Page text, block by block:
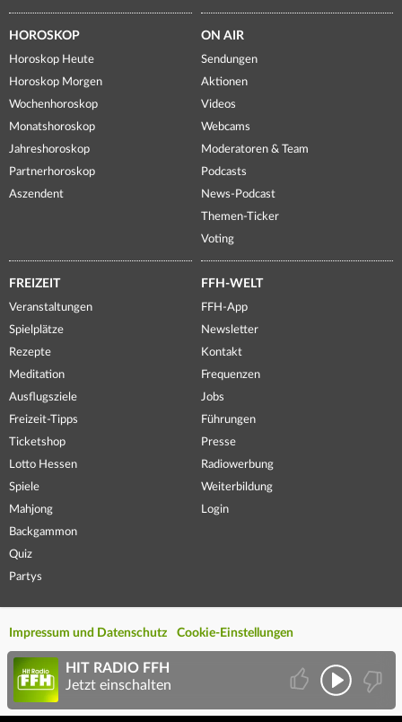
HOROSKOP
Horoskop Heute
Horoskop Morgen
Wochenhoroskop
Monatshoroskop
Jahreshoroskop
Partnerhoroskop
Aszendent
ON AIR
Sendungen
Aktionen
Videos
Webcams
Moderatoren & Team
Podcasts
News-Podcast
Themen-Ticker
Voting
FREIZEIT
Veranstaltungen
Spielplätze
Rezepte
Meditation
Ausflugsziele
Freizeit-Tipps
Ticketshop
Lotto Hessen
Spiele
Mahjong
Backgammon
Quiz
Partys
FFH-WELT
FFH-App
Newsletter
Kontakt
Frequenzen
Jobs
Führungen
Presse
Radiowerbung
Weiterbildung
Login
Impressum und Datenschutz Cookie-Einstellungen
HIT RADIO FFH
Jetzt einschalten